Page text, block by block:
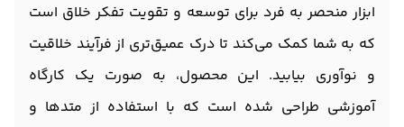
ابزار منحصر به فرد برای توسعه و تقویت تفکر خلاق است
که به شما کمک می‌کند تا درک عمیق‌تری از فرآیند خلاقیت
و نوآوری بیابید. این محصول، به صورت یک کارگاه
آموزشی طراحی شده است که با استفاده از متدها و